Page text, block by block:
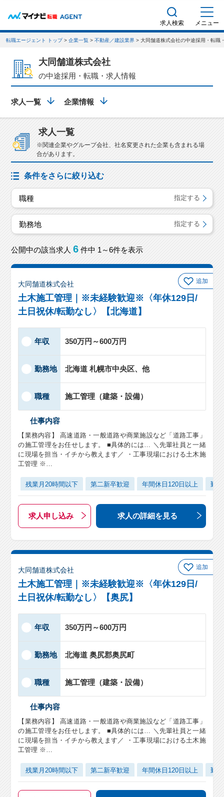
求人検索 メニュー
転職エージェント トップ> 企業一覧 > 不動産／建設業界 > 大同舗道株式会社の中途採用・転職
大同舗道株式会社
の中途採用・転職・求人情報
求人一覧 企業情報
求人一覧
※関連企業やグループ会社、社名変更された企業も含まれる場
合があります。
条件をさらに絞り込む
職種 指定する
勤務地 指定する
公開中の該当求人 6 件中 1～6件を表示
追加
大同舗道株式会社
土木施工管理｜※未経験歓迎※〈年休129日/
土日祝休/転勤なし〉【北海道】
年収 350万円～600万円
勤務地 北海道 札幌市中央区、他
職種 施工管理（建築・設備）
仕事内容
【業務内容】 高速道路・一般道路や商業施設など「道路工事」
の施工管理をお任せします。 ■具体的には… ＼先輩社員と一緒
に現場を担当・イチから教えます／ ・工事現場における土木施
工管理 ※…
残業月20時間以下 第二新卒歓迎 年間休日120日以上 勤
求人申し込み 求人の詳細を見る
追加
大同舗道株式会社
土木施工管理｜※未経験歓迎※〈年休129日/
土日祝休/転勤なし〉【奥尻】
年収 350万円～600万円
勤務地 北海道 奥尻郡奥尻町
職種 施工管理（建築・設備）
仕事内容
【業務内容】 高速道路・一般道路や商業施設など「道路工事」
の施工管理をお任せします。 ■具体的には… ＼先輩社員と一緒
に現場を担当・イチから教えます／ ・工事現場における土木施
工管理 ※…
残業月20時間以下 第二新卒歓迎 年間休日120日以上 勤